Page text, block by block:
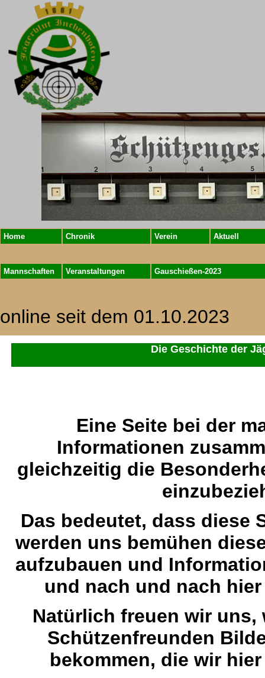
Home Chronik Verein Aktuell
Mannschaften Veranstaltungen Gauschießen-2023
online seit dem 01.10.2023
Die Geschichte der
Eine Seite bei der
Informationen
gleichzeitig die
Das bedeutet, dass diese
werden uns bemühen
aufzubauen und
und nach und nach
Natürlich freuen wir
Schützenfreunden
bekommen, die wir